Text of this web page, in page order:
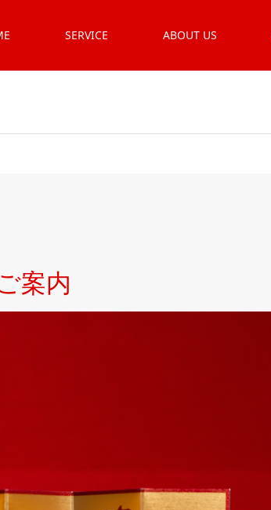
SERVICE ABOUT US
案内